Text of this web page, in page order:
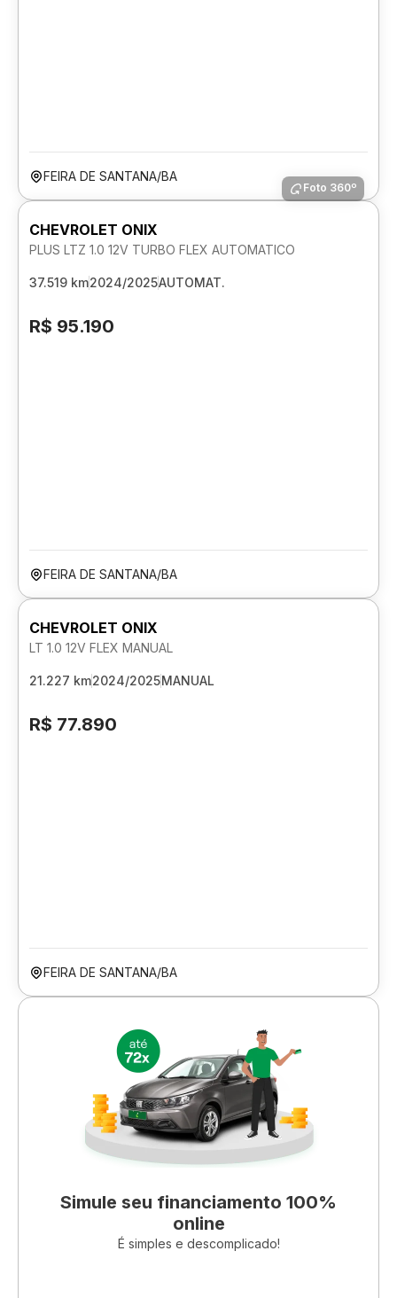
FEIRA DE SANTANA/BA
Foto 360º
CHEVROLET ONIX
PLUS LTZ 1.0 12V TURBO FLEX AUTOMATICO
37.519 km2024/2025AUTOMAT.
R$ 95.190
FEIRA DE SANTANA/BA
CHEVROLET ONIX
LT 1.0 12V FLEX MANUAL
21.227 km2024/2025MANUAL
R$ 77.890
FEIRA DE SANTANA/BA
Simule seu financiamento 100%
online
É simples e descomplicado!